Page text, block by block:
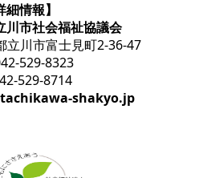
細情報】
川市社会福祉協議会
立川市富士見町2-36-47
529-8323
529-8714
shakyo.jp